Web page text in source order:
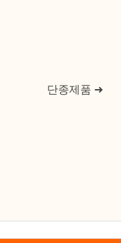
단종제품 ➜